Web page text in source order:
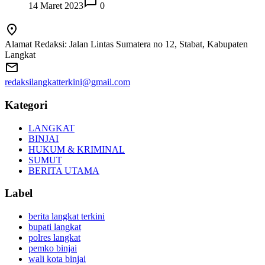
14 Maret 2023
0
Alamat Redaksi: Jalan Lintas Sumatera no 12, Stabat, Kabupaten
Langkat
redaksilangkatterkini@gmail.com
Kategori
LANGKAT
BINJAI
HUKUM & KRIMINAL
SUMUT
BERITA UTAMA
Label
berita langkat terkini
bupati langkat
polres langkat
pemko binjai
wali kota binjai